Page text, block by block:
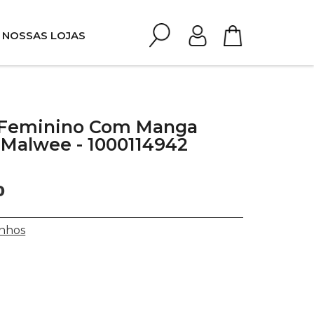
NOSSAS LOJAS
Com Manga
- 1000114942